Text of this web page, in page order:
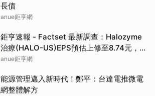
長債
anue鉅亨網
鉅亨速報 - Factset 最新調查：Halozyme
治療(HALO-US)EPS預估上修至8.74元，預
估目標價為105.00元
anue鉅亨網
能源管理邁入新時代！鄭平：台達電推微電
網整體解方